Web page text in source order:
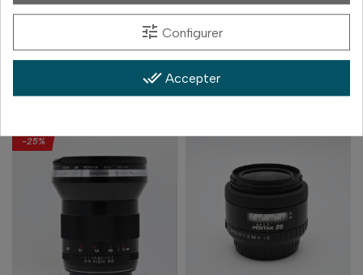
Prix
90,00 € Prix
500,00 €
-25%
tune Configurer
done_all Accepter